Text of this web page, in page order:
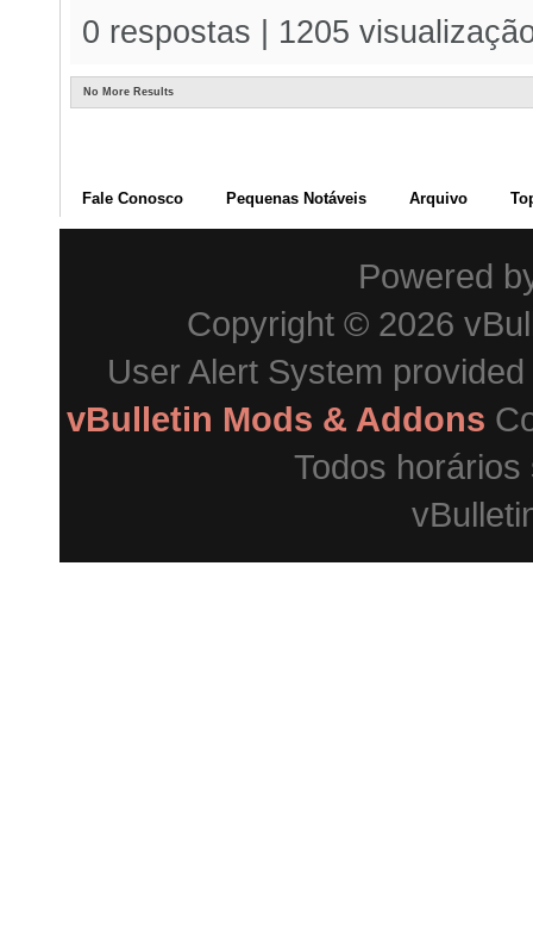
0 respostas | 1205
No More Results
Fale Conosco Pequenas Notáveis Arquivo
Powered
Copyright © 2026
User Alert System
vBulletin Mods & Addons
Todos